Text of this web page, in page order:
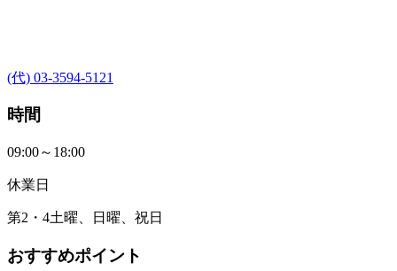
(代) 03-3594-5121
時間
09:00～18:00
休業日
第2・4土曜、日曜、祝日
おすすめポイント